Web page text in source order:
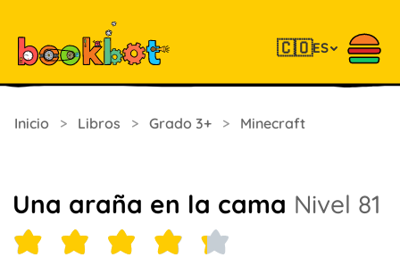
🇨🇴ES
Inicio > Libros > Grado 3+ > Minecraft
Una araña en la cama Nivel 81